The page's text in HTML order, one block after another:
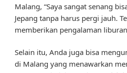
Malang, “Saya sangat senang
Jepang tanpa harus pergi jauh.
memberikan pengalaman
Selain itu, Anda juga bisa
di Malang yang menawarkan